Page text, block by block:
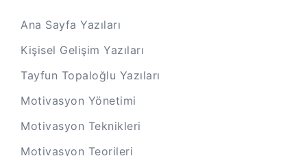
Ana Sayfa Yazıları
Kişisel Gelişim Yazıları
Tayfun Topaloğlu Yazıları
Motivasyon Yönetimi
Motivasyon Teknikleri
Motivasyon Teorileri